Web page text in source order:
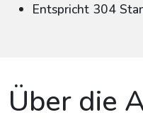
Entspricht 304
Über die